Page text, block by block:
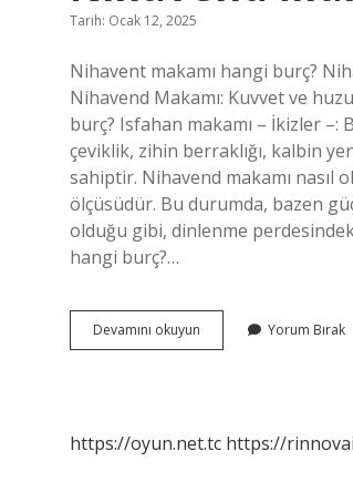
Tarih: Ocak 12, 2025
Nihavent makamı hangi burç?
Nihavend Makamı: Kuvvet ve
burç? Isfahan makamı – İkizler
çeviklik, zihin berraklığı, kalbin
sahiptir. Nihavend makamı nasıl
ölçüsüdür. Bu durumda, bazen
olduğu gibi, dinlenme
hangi burç?…
Devamını okuyun Nihavend
Makamı
Yorum Bırak
https://oyun.net.tc https://